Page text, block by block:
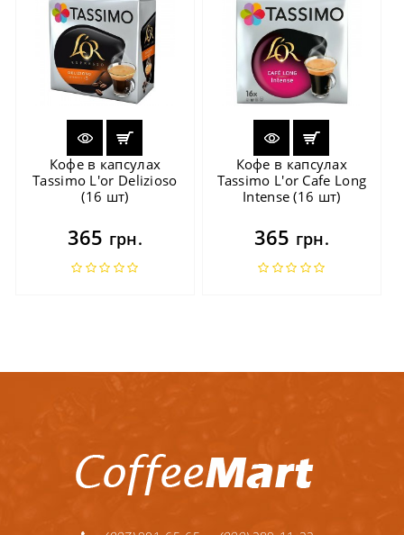
Кофе в капсулах
Tassimo L'or Delizioso
(16 шт)
365 грн.
Кофе в капсулах
Tassimo L'or Cafe Long
Intense (16 шт)
365 грн.